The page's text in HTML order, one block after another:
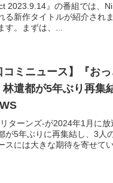
2023.9.14』の番組では、
る新作タイトルが紹介され
す。まずは、...
コミニュース】『お
遣都が5年ぶり再集
ターンズ-が2024年1月に
が5年ぶりに再集結し、3人
スには大きな期待を寄せて